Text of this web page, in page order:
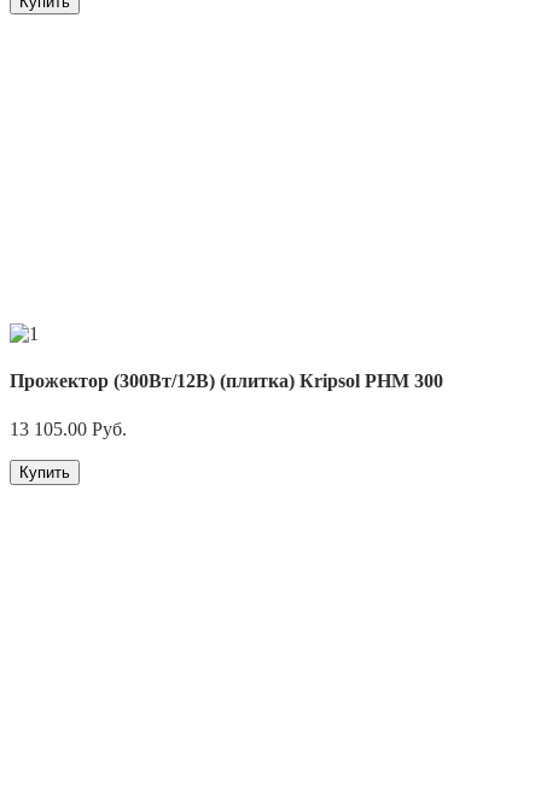
Прожектор (300Вт/12В) (плитка) Кripsol PHM 300
13 105.00 Руб.
Купить